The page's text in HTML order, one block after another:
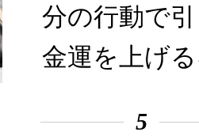
分の行動で
金運を上げ
5